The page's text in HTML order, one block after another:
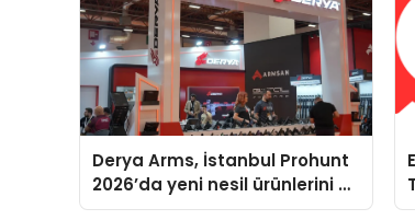
Derya Arms, İstanbul Prohunt
2026’da yeni nesil ürünlerini ve
global marka vizyonunu